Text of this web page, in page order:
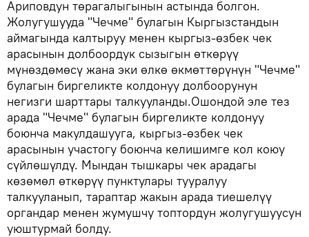
Ариповдун төрагалыгынын астында болгон.
Жолугушууда "Чечме" булагын Кыргызстандын
аймагында калтыруу менен кыргыз-өзбек чек
арасынын долбоордук сызыгын өткөрүү
мүнөздөмөсү жана эки өлкө өкмөттөрүнүн "Чечме"
булагын биргеликте колдонуу долбоорунун
негизги шарттары талкууланды.Ошондой эле тез
арада "Чечме" булагын биргеликте колдонуу
боюнча макулдашууга, кыргыз-өзбек чек
арасынын участогу боюнча келишимге кол коюу
сүйлөшүлдү. Мындан тышкары чек арадагы
көзөмөл өткөрүү пунктулары тууралуу
талкууланып, тараптар жакын арада тиешелүү
органдар менен жумушчу топтордун жолугушуусун
уюштурмай болду.